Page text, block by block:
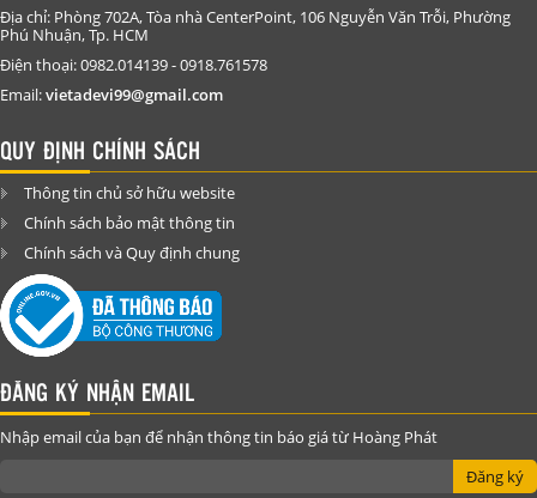
Địa chỉ: Phòng 702A, Tòa nhà CenterPoint, 106 Nguyễn Văn Trỗi, Phường
Phú Nhuận, Tp. HCM
Điện thoại: 0982.014139 - 0918.761578
Email:vietadevi99@gmail.com
QUY ĐỊNH CHÍNH SÁCH
Thông tin chủ sở hữu website
Chính sách bảo mật thông tin
Chính sách và Quy định chung
ĐĂNG KÝ NHẬN EMAIL
Nhập email của bạn để nhận thông tin báo giá từ Hoàng Phát
Đăng ký